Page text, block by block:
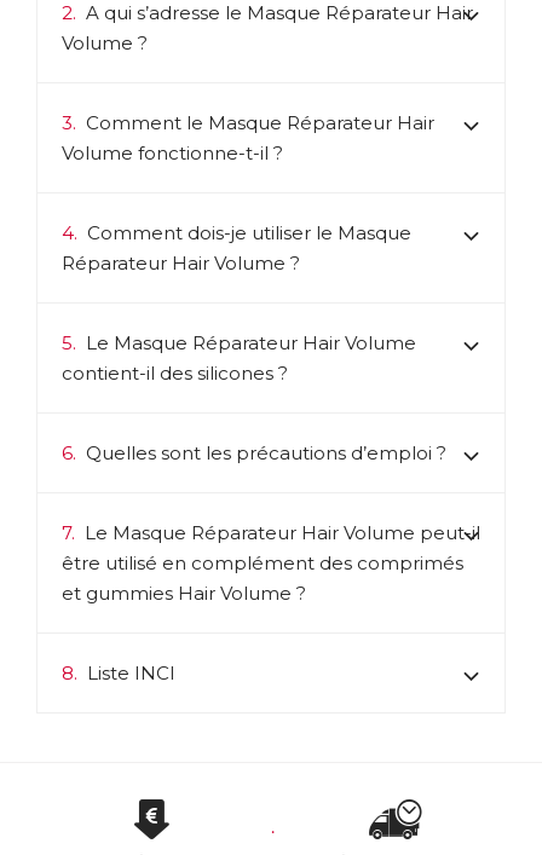
2. A qui s’adresse le Masque Réparateur Hair
Volume ?
3. Comment le Masque Réparateur Hair
Volume fonctionne-t-il ?
4. Comment dois-je utiliser le Masque
Réparateur Hair Volume ?
5. Le Masque Réparateur Hair Volume
contient-il des silicones ?
6. Quelles sont les précautions d’emploi ?
7. Le Masque Réparateur Hair Volume peut-il
être utilisé en complément des comprimés
et gummies Hair Volume ?
8. Liste INCI